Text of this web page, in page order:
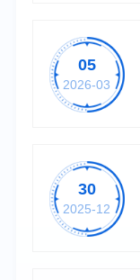
05
2026-03
30
2025-12